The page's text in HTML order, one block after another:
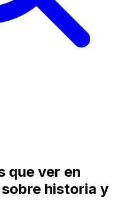
que ver en
historia y